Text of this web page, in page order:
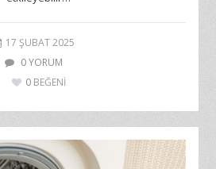
17 ŞUBAT 2025
0 YORUM
0BEĞENİ